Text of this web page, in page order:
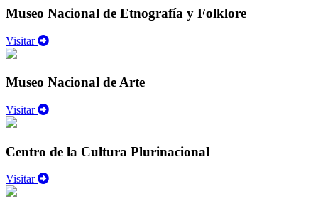
Museo Nacional de Etnografía y Folklore
Visitar
Museo Nacional de Arte
Visitar
Centro de la Cultura Plurinacional
Visitar